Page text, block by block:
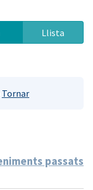
Llista
Tornar
passats